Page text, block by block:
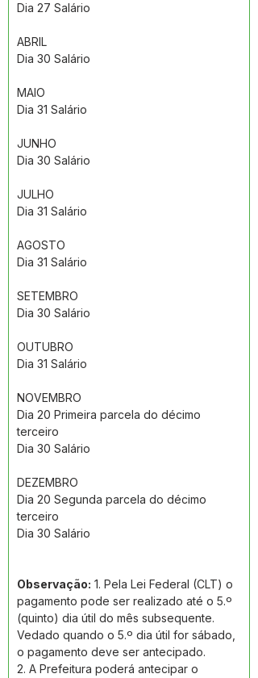
Dia 27 Salário
ABRIL
Dia 30 Salário
MAIO
Dia 31 Salário
JUNHO
Dia 30 Salário
JULHO
Dia 31 Salário
AGOSTO
Dia 31 Salário
SETEMBRO
Dia 30 Salário
OUTUBRO
Dia 31 Salário
NOVEMBRO
Dia 20 Primeira parcela do décimo
terceiro
Dia 30 Salário
DEZEMBRO
Dia 20 Segunda parcela do décimo
terceiro
Dia 30 Salário
Observação: 1. Pela Lei Federal (CLT) o
pagamento pode ser realizado até o 5.º
(quinto) dia útil do mês subsequente.
Vedado quando o 5.º dia útil for sábado,
o pagamento deve ser antecipado.
2. A Prefeitura poderá antecipar o